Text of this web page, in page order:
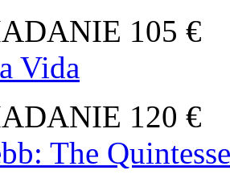
105 €
Vida
120 €
The